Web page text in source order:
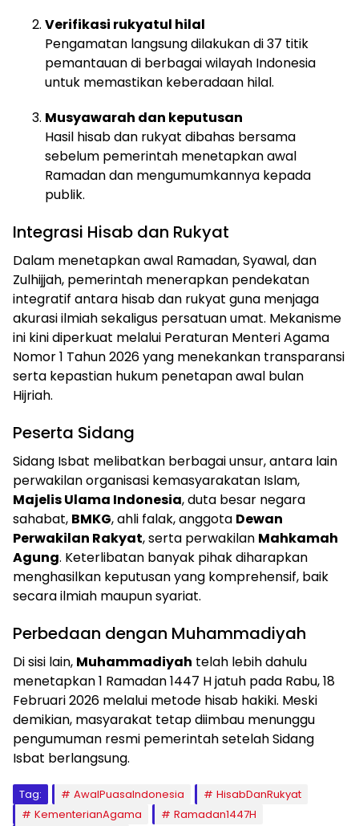
Verifikasi rukyatul hilal
Pengamatan langsung dilakukan di 37 titik
pemantauan di berbagai wilayah Indonesia
untuk memastikan keberadaan hilal.
Musyawarah dan keputusan
Hasil hisab dan rukyat dibahas bersama
sebelum pemerintah menetapkan awal
Ramadan dan mengumumkannya kepada
publik.
Integrasi Hisab dan Rukyat
Dalam menetapkan awal Ramadan, Syawal, dan
Zulhijjah, pemerintah menerapkan pendekatan
integratif antara hisab dan rukyat guna menjaga
akurasi ilmiah sekaligus persatuan umat. Mekanisme
ini kini diperkuat melalui Peraturan Menteri Agama
Nomor 1 Tahun 2026 yang menekankan transparansi
serta kepastian hukum penetapan awal bulan
Hijriah.
Peserta Sidang
Sidang Isbat melibatkan berbagai unsur, antara lain
perwakilan organisasi kemasyarakatan Islam,
Majelis Ulama Indonesia, duta besar negara
sahabat, BMKG, ahli falak, anggota Dewan
Perwakilan Rakyat, serta perwakilan Mahkamah
Agung. Keterlibatan banyak pihak diharapkan
menghasilkan keputusan yang komprehensif, baik
secara ilmiah maupun syariat.
Perbedaan dengan Muhammadiyah
Di sisi lain, Muhammadiyah telah lebih dahulu
menetapkan 1 Ramadan 1447 H jatuh pada Rabu, 18
Februari 2026 melalui metode hisab hakiki. Meski
demikian, masyarakat tetap diimbau menunggu
pengumuman resmi pemerintah setelah Sidang
Isbat berlangsung.
Tag: AwalPuasaIndonesia
HisabDanRukyat
KementerianAgama
Ramadan1447H